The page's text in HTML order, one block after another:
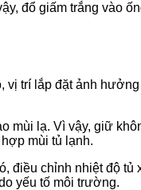
đổ giấm trắng vào
vị trí lắp đặt ảnh
mùi lạ. Vì vậy, giữ
mùi tủ lạnh.
điều chỉnh nhiệt độ tủ
yếu tố môi trường.